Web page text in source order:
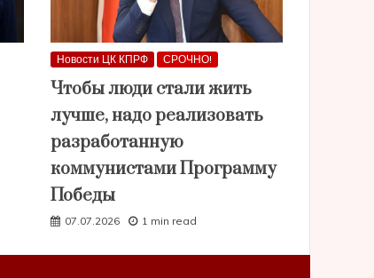
Новости ЦК КПРФ СРОЧНО!
Чтобы люди стали жить
лучше, надо реализовать
разработанную
коммунистами Программу
Победы
07.07.2026 1 min read